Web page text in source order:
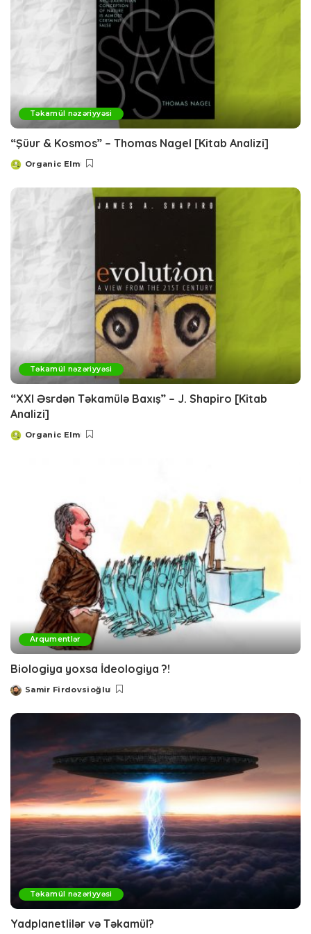
Təkamül nəzəriyyəsi
“Şüur & Kosmos” – Thomas Nagel [Kitab Analizi]
Posted
Organic Elm
Təkamül nəzəriyyəsi
“XXI Əsrdən Təkamülə Baxış” – J. Shapiro [Kitab
Analizi]
Posted
Organic Elm
Arqumentlər
Biologiya yoxsa İdeologiya ?!
Posted
Samir Firdovsioğlu
Təkamül nəzəriyyəsi
Yadplanetlilər və Təkamül?